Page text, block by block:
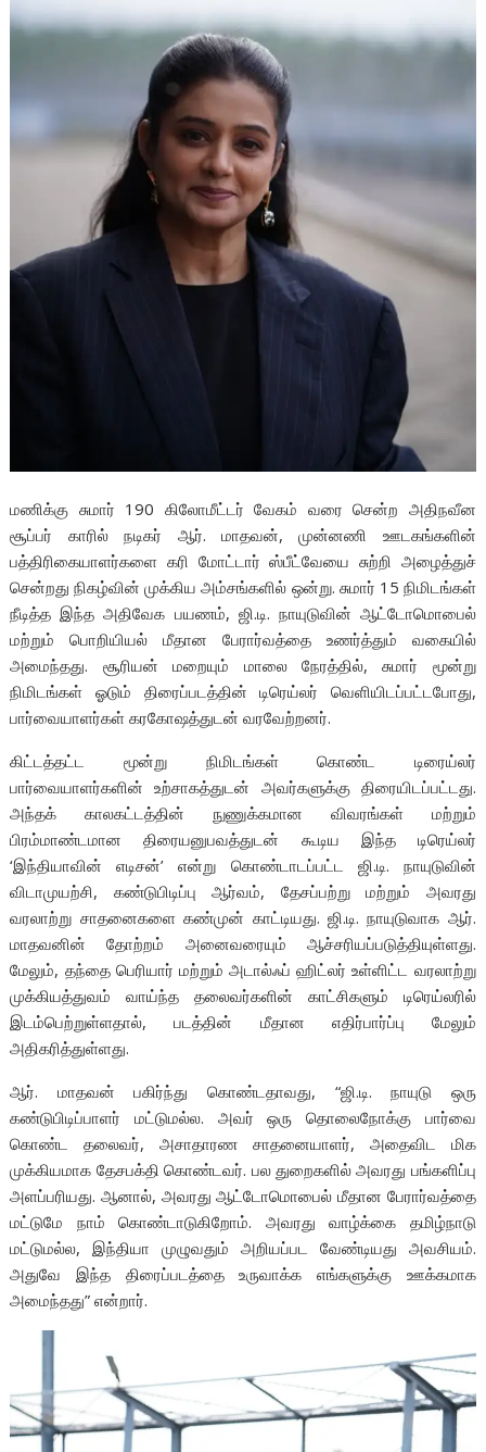
மணிக்கு சுமார் 190 கிலோமீட்டர் வேகம் வரை சென்ற அதிநவீன
சூப்பர் காரில் நடிகர் ஆர். மாதவன், முன்னணி ஊடகங்களின்
பத்திரிகையாளர்களை கரி மோட்டார் ஸ்பீட்வேயை சுற்றி அழைத்துச்
சென்றது நிகழ்வின் முக்கிய அம்சங்களில் ஒன்று. சுமார் 15 நிமிடங்கள்
நீடித்த இந்த அதிவேக பயணம், ஜி.டி. நாயுடுவின் ஆட்டோமொபைல்
மற்றும் பொறியியல் மீதான பேரார்வத்தை உணர்த்தும் வகையில்
அமைந்தது. சூரியன் மறையும் மாலை நேரத்தில், சுமார் மூன்று
நிமிடங்கள் ஓடும் திரைப்படத்தின் டிரெய்லர் வெளியிடப்பட்டபோது,
பார்வையாளர்கள் கரகோஷத்துடன் வரவேற்றனர்.
கிட்டத்தட்ட மூன்று நிமிடங்கள் கொண்ட டிரைய்லர்
பார்வையாளர்களின் உற்சாகத்துடன் அவர்களுக்கு திரையிடப்பட்டது.
அந்தக் காலகட்டத்தின் நுணுக்கமான விவரங்கள் மற்றும்
பிரம்மாண்டமான திரையனுபவத்துடன் கூடிய இந்த டிரெய்லர்
‘இந்தியாவின் எடிசன்’ என்று கொண்டாடப்பட்ட ஜி.டி. நாயுடுவின்
விடாமுயற்சி, கண்டுபிடிப்பு ஆர்வம், தேசப்பற்று மற்றும் அவரது
வரலாற்று சாதனைகளை கண்முன் காட்டியது. ஜி.டி. நாயுடுவாக ஆர்.
மாதவனின் தோற்றம் அனைவரையும் ஆச்சரியப்படுத்தியுள்ளது.
மேலும், தந்தை பெரியார் மற்றும் அடால்ஃப் ஹிட்லர் உள்ளிட்ட வரலாற்று
முக்கியத்துவம் வாய்ந்த தலைவர்களின் காட்சிகளும் டிரெய்லரில்
இடம்பெற்றுள்ளதால், படத்தின் மீதான எதிர்பார்ப்பு மேலும்
அதிகரித்துள்ளது.
ஆர். மாதவன் பகிர்ந்து கொண்டதாவது, “ஜி.டி. நாயுடு ஒரு
கண்டுபிடிப்பாளர் மட்டுமல்ல. அவர் ஒரு தொலைநோக்கு பார்வை
கொண்ட தலைவர், அசாதாரண சாதனையாளர், அதைவிட மிக
முக்கியமாக தேசபக்தி கொண்டவர். பல துறைகளில் அவரது பங்களிப்பு
அளப்பரியது. ஆனால், அவரது ஆட்டோமொபைல் மீதான பேரார்வத்தை
மட்டுமே நாம் கொண்டாடுகிறோம். அவரது வாழ்க்கை தமிழ்நாடு
மட்டுமல்ல, இந்தியா முழுவதும் அறியப்பட வேண்டியது அவசியம்.
அதுவே இந்த திரைப்படத்தை உருவாக்க எங்களுக்கு ஊக்கமாக
அமைந்தது” என்றார்.